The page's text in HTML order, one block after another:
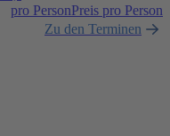
pro PersonPreis pro Person
Zu den Terminen